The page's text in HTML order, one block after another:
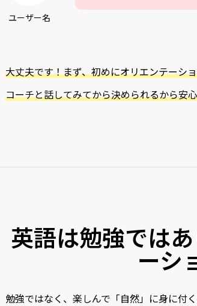
ユーザー名
大丈夫です！まず、初めにオリエンテーシ
コーチと話してみてから決められるから安
英語は勉強では
ーシ
勉強ではなく、楽しんで「自然」に身に付